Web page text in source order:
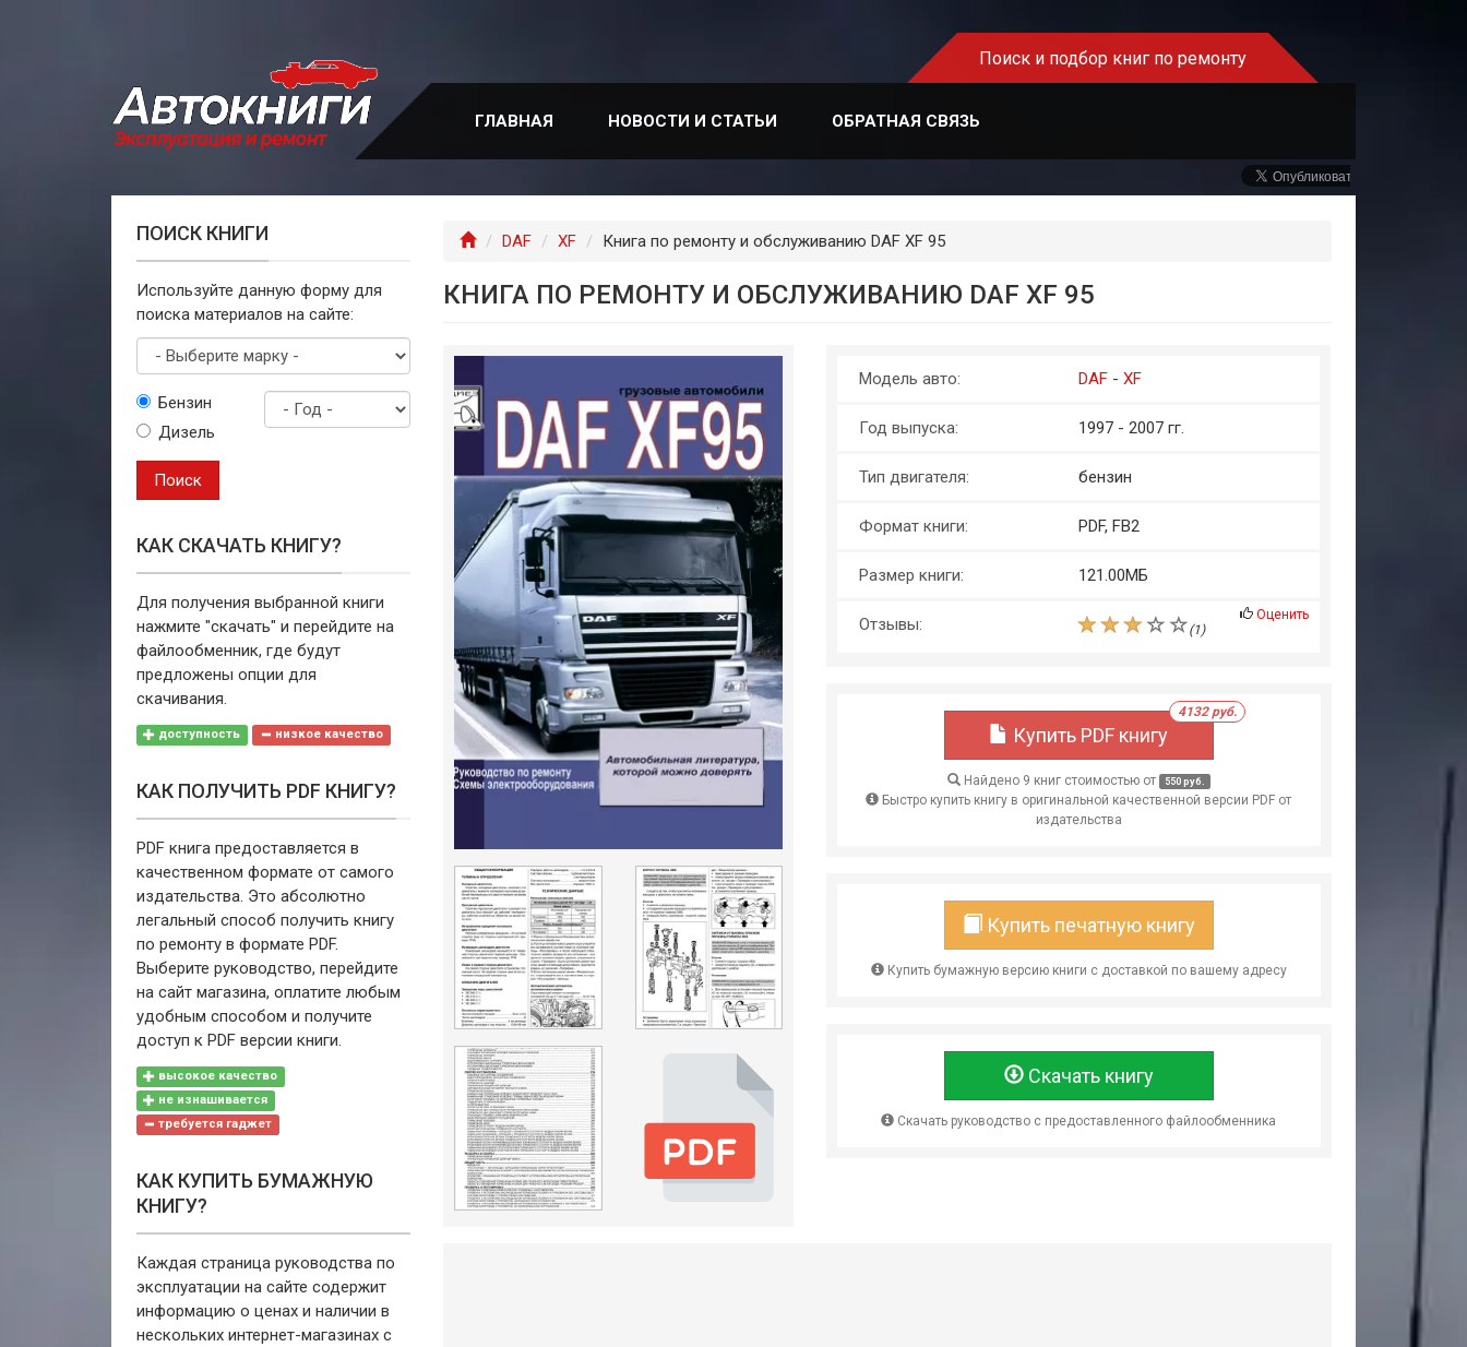
Поиск и подбор книг по ремонту
ГЛАВНАЯ НОВОСТИ И СТАТЬИ ОБРАТНАЯ СВЯЗЬ
Главная
DAF XF Книга по ремонту и обслуживанию DAF XF 95
КНИГА ПО РЕМОНТУ И ОБСЛУЖИВАНИЮ DAF XF 95
Модель авто: DAF -XF
Год выпуска: 1997 - 2007 гг.
Тип двигателя: бензин
Формат книги: PDF, FB2
Размер книги: 121.00МБ
Отзывы: (1)
Оценить
Купить PDF книгу
4132 руб.
Найдено 9 книг стоимостью от 550 руб.
Быстро купить книгу в оригинальной качественной версии PDF от
издательства
Купить печатную книгу
Купить бумажную версию книги с доставкой по вашему адресу
Скачать книгу
Скачать руководство с предоставленного файлообменника
ПОИСК КНИГИ
Используйте данную форму для
поиска материалов на сайте:
маркуБензин
Дизель
Поиск
КАК СКАЧАТЬ КНИГУ?
Для получения выбранной книги
нажмите "скачать" и перейдите на
файлообменник, где будут
предложены опции для
скачивания.
доступность низкое качество
КАК ПОЛУЧИТЬ PDF КНИГУ?
PDF книга предоставляется в
качественном формате от самого
издательства. Это абсолютно
легальный способ получить книгу
по ремонту в формате PDF.
Выберите руководство, перейдите
на сайт магазина, оплатите любым
удобным способом и получите
доступ к PDF версии книги.
высокое качество
не изнашивается
требуется гаджет
КАК КУПИТЬ БУМАЖНУЮ
КНИГУ?
Каждая страница руководства по
эксплуатации на сайте содержит
информацию о ценах и наличии в
нескольких интернет-магазинах с